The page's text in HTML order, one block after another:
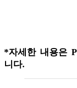
*자세한 내용은
니다.